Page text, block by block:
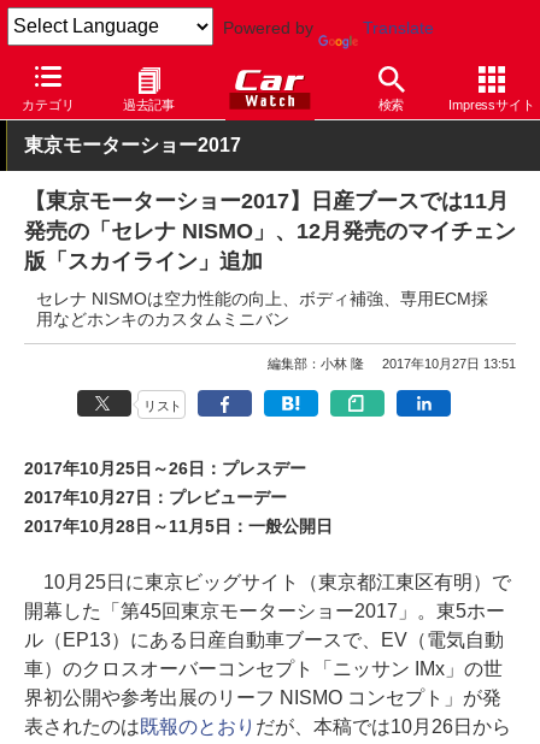
Powered by Translate
カテゴリ 過去記事 検索 Impressサイト
Car Watch 自動車 セレナ
東京モーターショー2017
【東京モーターショー2017】日産ブースでは11月
発売の「セレナ NISMO」、12月発売のマイチェン
版「スカイライン」追加
セレナ NISMOは空力性能の向上、ボディ補強、専用ECM採
用などホンキのカスタムミニバン
編集部：小林 隆 2017年10月27日 13:51
リスト
2017年10月25日～26日：プレスデー
2017年10月27日：プレビューデー
2017年10月28日～11月5日：一般公開日
10月25日に東京ビッグサイト（東京都江東区有明）で
開幕した「第45回東京モーターショー2017」。東5ホー
ル（EP13）にある日産自動車ブースで、EV（電気自動
車）のクロスオーバーコンセプト「ニッサン IMx」の世
界初公開や参考出展のリーフ NISMO コンセプト」が発
表されたのは既報のとおり だが、本稿では10月26日から